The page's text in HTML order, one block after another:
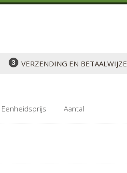
VERZENDING EN BETAALWIJZE
Eenheidsprijs Aantal